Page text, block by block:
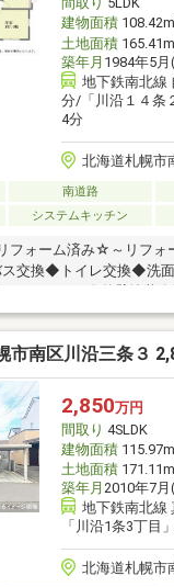
建物面積108.42m
土地面積165.41m
築年月 1984年5
地下鉄南北線
分/「川沿１４条
4分
北海道札幌市
南道路
システムキッチン
フォーム済み☆～リフォ
交換◆トイレ交換◆洗面
フロア上貼〇巾木交換
≫■洗濯混合栓新設■レ
ントスイッチ交換■火災
予定（駐車スペース確保
校(徒歩約14分)中学校・
の住まい探しをお手伝い
市南区川沿三条３
2,850万円
間取り 4SLDK
建物面積115.97m
土地面積171.11m
築年月 2010年7
地下鉄南北線
「川沿1条3丁目
北海道札幌市